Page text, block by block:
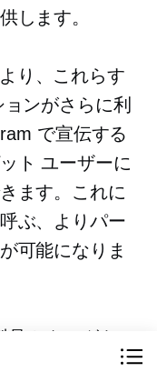
します。
り、これらす
ンがさらに利
で宣伝する
ト ユーザーに
ます。これに
ぶ、よりパー
可能になりま
品カタログを
で広告を開始